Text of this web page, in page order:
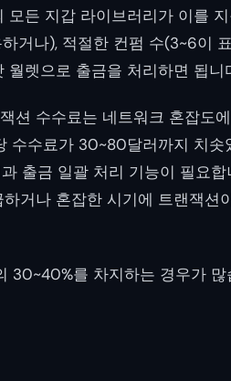
든 지갑 라이브러리가 이를
거나), 적절한 컨펌 수(3~6이
렛으로 출금을 처리하면 됩니
션 수수료는 네트워크 혼잡도
수수료가 30~80달러까지 치솟
출금 일괄 처리 기능이 필요
거나 혼잡한 시기에 트랜잭션
30~40%를 차지하는 경우가 많